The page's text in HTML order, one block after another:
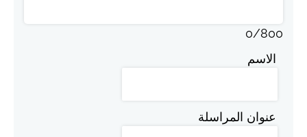
0/800
الاسم
عنوان المراسلة